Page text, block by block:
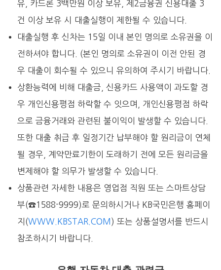
유, 카드론 3백만원 이상 보유, 제2금융권 신용대출 3
건 이상 보유 시 대출실행이 제한될 수 있습니다.
대출실행 후 신차는 15일 이내 본인 명의로 소유권을 이
전하셔야 합니다. (본인 명의로 소유권이 이전 안된 경
우 대출이 회수될 수 있으니 유의하여 주시기 바랍니다.
상환능력에 비해 대출금, 신용카드 사용액이 과도할 경
우 개인신용평점 하락할 수 잇으며, 개인신용평점 하락
으로 금융거래와 관련된 불이익이 발생할 수 있습니다.
또한 대출 취급 후 일정기간 납부해야 할 원리금이 연체
될 경우, 계약만료기한이 도래하기 전에 모든 원리금을
변제해야 할 의무가 발생할 수 있습니다.
상품관련 자세한 내용은 영업점 직원 또는 스마트상담
부(☎1588-9999)로 문의하시거나 KB국민은행 홈페이
지(WWW.KBSTAR.COM ) 또는 상품설명서를 반드시
참조하시기 바랍니다.